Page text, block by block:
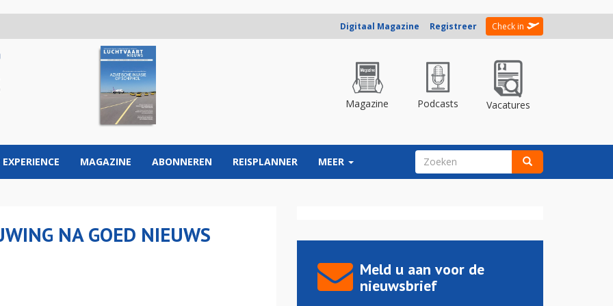
Digitaal Magazine Registreer Check in
Magazine Podcasts Vacatures
EXPERIENCE MAGAZINE ABONNEREN REISPLANNER MEER ZOEKVELD
NA GOED NIEUWS
Meld u aan voor de
nieuwsbrief